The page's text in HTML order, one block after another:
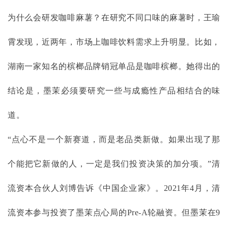
为什么会研发咖啡麻薯？在研究不同口味的麻薯时，王瑜
霄发现，近两年，市场上咖啡饮料需求上升明显。比如，
湖南一家知名的槟榔品牌销冠单品是咖啡槟榔。她得出的
结论是，墨茉必须要研究一些与成瘾性产品相结合的味
道。
“点心不是一个新赛道，而是老品类新做。如果出现了那
个能把它新做的人，一定是我们投资决策的加分项。”清
流资本合伙人刘博告诉《中国企业家》。2021年4月，清
流资本参与投资了墨茉点心局的Pre-A轮融资。但墨茉在9